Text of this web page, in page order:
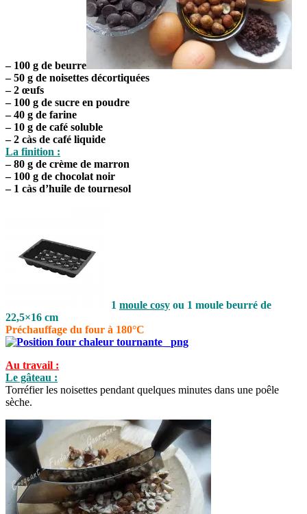
– 100 g de beurre
– 50 g de noisettes décortiquées
– 2 œufs
– 100 g de sucre en poudre
– 40 g de farine
– 10 g de café soluble
– 2 càs de café liquide
La finition :
– 80 g de crème de marron
– 100 g de chocolat noir
– 1 càs d’huile de tournesol
1 moule cosy ou 1 moule beurré de
22,5×16 cm
Préchauffage du four à 180°C
Au travail :
Le gâteau :
Torréfier les noisettes pendant quelques minutes dans une poêle
sèche.